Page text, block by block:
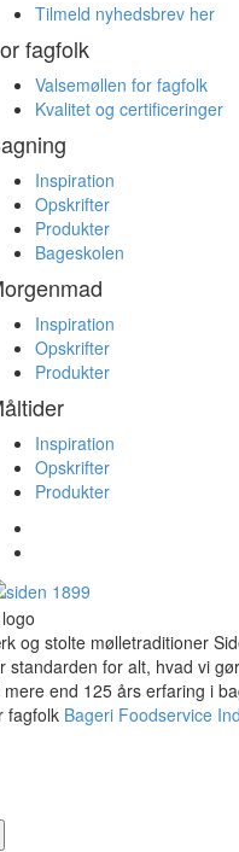
Tilmeld nyhedsbrev her
fagfolk
Valsemøllen for fagfolk
Kvalitet og certificeringer
Inspiration
Opskrifter
Produkter
Bageskolen
Inspiration
Opskrifter
Produkter
Inspiration
Opskrifter
Produkter
og stolte mølletraditioner
standarden for alt, hvad vi
end 125 års erfaring i
fagfolk Bageri Foodservice